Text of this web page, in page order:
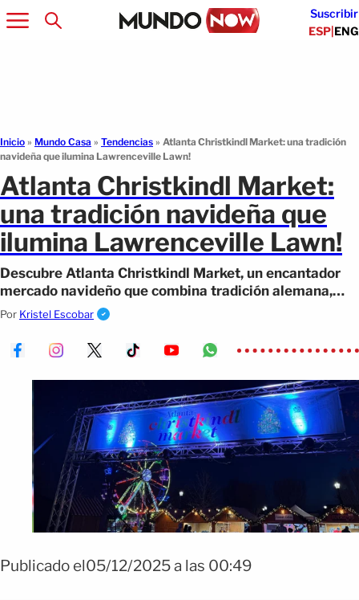
Suscribir
ESP|ENG
Inicio » Mundo Casa » Tendencias » Atlanta Christkindl Market: una tradición
navideña que ilumina Lawrenceville Lawn!
Atlanta Christkindl Market:
una tradición navideña que
ilumina Lawrenceville Lawn!
Descubre Atlanta Christkindl Market, un encantador
mercado navideño que combina tradición alemana,
sabores internacionales, y mucho mas!
Por Kristel Escobar
Publicado el05/12/2025 a las 00:49